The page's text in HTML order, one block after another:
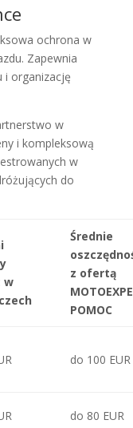
ochrona w
Zapewnia
i organizację
w
i kompleksową
w
do
w
Średnie
z ofertą
POMOC
do 100 EUR
do 80 EUR